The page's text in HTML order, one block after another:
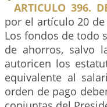
ARTICULO 396.
por el artículo 20
Los fondos de todo
de ahorros, salvo
autoricen los
equivalente al
orden de pago